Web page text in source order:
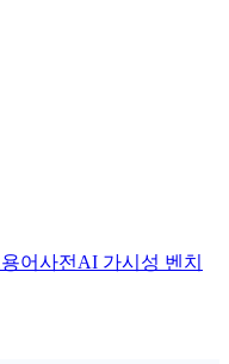
용어사전 AI 가시성 벤치